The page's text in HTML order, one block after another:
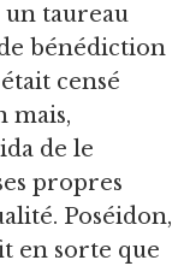
taureau
bénédiction
censé
mais,
de le
propres
Poséidon,
en sorte que